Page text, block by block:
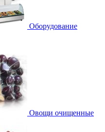
Оборудование
Овощи очищенные